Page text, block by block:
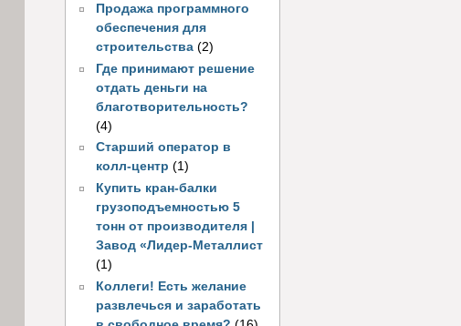
Продажа программного
обеспечения для
строительства (2)
Где принимают решение
отдать деньги на
благотворительность?
(4)
Старший оператор в
колл-центр (1)
Купить кран-балки
грузоподъемностью 5
тонн от производителя |
Завод «Лидер-Металлист
(1)
Коллеги! Есть желание
развлечься и заработать